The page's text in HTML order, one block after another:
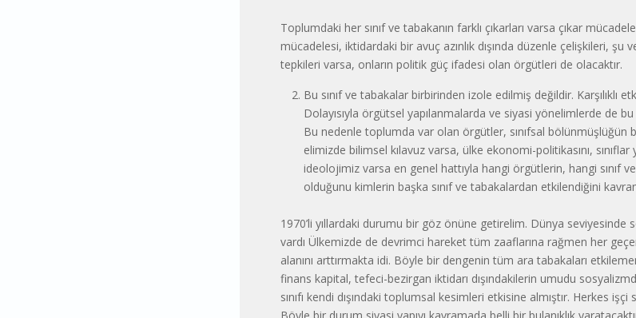
Toplumdaki her sınıf ve tabakanın farklı çıkarları varsa çıkar
mücadelesi, iktidardaki bir avuç azınlık dışında düzenle çelişkileri, şu
tepkileri varsa, onların politik güç ifadesi olan örgütleri de olacaktır.
Bu sınıf ve tabakalar birbirinden izole edilmiş değildir. Karşılıklı
Dolayısıyla örgütsel yapılanmalarda ve siyasi yönelimlerde de
Bu nedenle toplumda var olan örgütler, sınıfsal bölünmüşlüğün
elimizde bilimsel kılavuz varsa, ülke ekonomi-politikasını, sınıflar
ideolojimiz varsa en genel hattıyla hangi örgütlerin, hangi sınıf
olduğunu kimlerin başka sınıf ve tabakalardan etkilendiğini
1970’li yıllardaki durumu bir göz önüne getirelim. Dünya seviyesinde
vardı Ülkemizde de devrimci hareket tüm zaaflarına rağmen her
alanını arttırmakta idi. Böyle bir dengenin tüm ara tabakaları
finans kapital, tefeci-bezirgan iktidarı dışındakilerin umudu
sınıfı kendi dışındaki toplumsal kesimleri etkisine almıştır. Herkes işçi